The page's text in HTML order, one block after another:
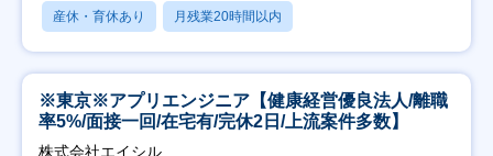
産休・育休あり 月残業20時間以内
※東京※アプリエンジニア【健康経営優良法人/離職
率5%/面接一回/在宅有/完休2日/上流案件多数】
株式会社エイシル